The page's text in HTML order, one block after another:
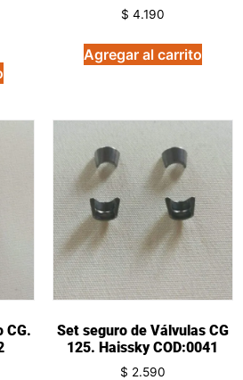
$ 4.190
Agregar al carrito
CG.
Set seguro de Válvulas CG
125. Haissky COD:0041
$ 2.590